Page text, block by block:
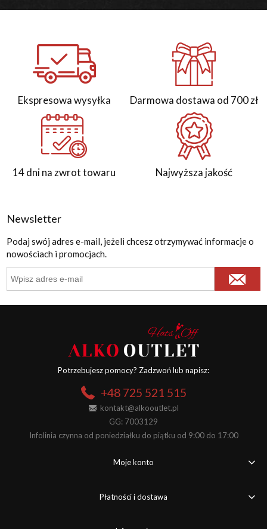
Ekspresowa wysyłka Darmowa dostawa od 700 zł
14 dni na zwrot towaru Najwyższa jakość
Newsletter
Podaj swój adres e-mail, jeżeli chcesz otrzymywać informacje o
nowościach i promocjach.
Potrzebujesz pomocy? Zadzwoń lub napisz:
+48 725 521 515
kontakt@alkooutlet.pl
GG: 7003129
Infolinia czynna od poniedziałku do piątku od 9:00 do 17:00
Moje konto
Płatności i dostawa